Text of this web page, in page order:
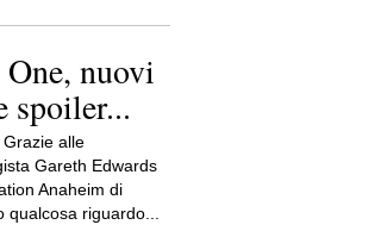
nuovi
spoiler...
alle
Gareth Edwards
Anaheim di
riguardo...